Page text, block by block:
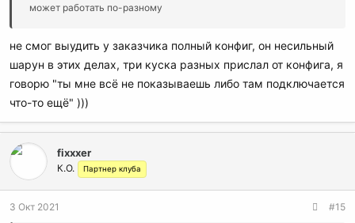
может работать по-разному
не смог выудить у заказчика полный конфиг, он несильный
шарун в этих делах, три куска разных прислал от конфига, я
говорю "ты мне всё не показываешь либо там подключается
что-то ещё" )))
fixxxer
К.О. Партнер клуба
3 Окт 2021 #15